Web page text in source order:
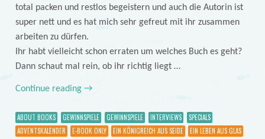
total packen und restlos begeistern und auch die Autorin ist
super nett und es hat mich sehr gefreut mit ihr zusammen
arbeiten zu dürfen.
Ihr habt vielleicht schon erraten um welches Buch es geht?
Dann schaut mal rein, ob ihr richtig liegt …
Continue reading →
ABOUT BOOKS GEWINNSPIELE GEWINNSPIELE INTERVIEWS
SPECIALS
ADVENTSKALENDER
E-BOOK ONLY EIN KÖNIGREICH AUS SEIDE
EIN LEBEN AUS GLAS